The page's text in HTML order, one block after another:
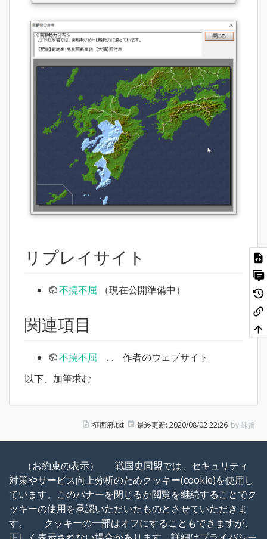
リプレイサイト
不撓不屈 （現在公開準備中）
関連項目
不撓不屈 … 作者のウェブサイト
以下、加筆求む
征西府.txt 最終更新: 2020/08/02 22:26 by蛛賢
戦国史Wiki
戦略SLG「戦国史」のまとめWiki
（お約束の表示）
戦国史同盟では、セキュリティ
対策やサービス向上分析のためクッキー(cookie)を使用し
ています。このバナーを閉じるか閲覧を継続することでク
ッキーの使用を承認いただいたものとさせていただきま
す。
クッキーの一部はオフにすることもできますが、